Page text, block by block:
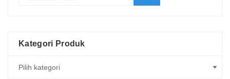
Kategori Produk